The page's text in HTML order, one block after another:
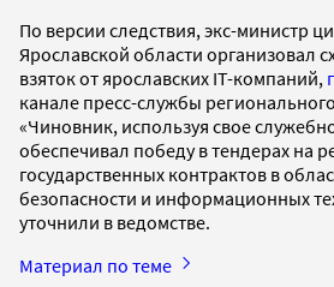
По версии следствия, экс-министр
Ярославской области организовал
взяток от ярославских IT-компаний,
канале пресс-службы
«Чиновник, используя свое
обеспечивал победу в тендерах на
государственных контрактов в
безопасности и информационных
уточнили в ведомстве.
Материал по теме